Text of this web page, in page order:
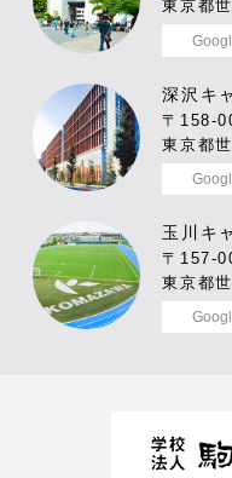
東京都
深沢キ
〒158-
東京都
玉川キ
〒157-
東京都